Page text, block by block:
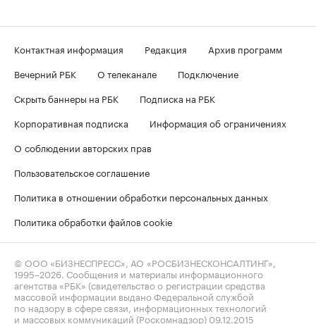
Контактная информация Редакция
Архив программ
Вечерний РБК
О телеканале
Подключение
Скрыть баннеры на РБК
Подписка на РБК
Корпоративная подписка
Информация об ограничениях
О соблюдении авторских прав
Пользовательское соглашение
Политика в отношении обработки персональных данных
Политика обработки файлов cookie
© ООО «БИЗНЕСПРЕСС», АО «РОСБИЗНЕСКОНСАЛТИНГ»,
1995–2026 . Сообщения и материалы информационного
агентства «РБК» (свидетельство о регистрации средства
массовой информации выдано Федеральной службой
по надзору в сфере связи, информационных технологий
и массовых коммуникаций (Роскомнадзор) 09.12.2015